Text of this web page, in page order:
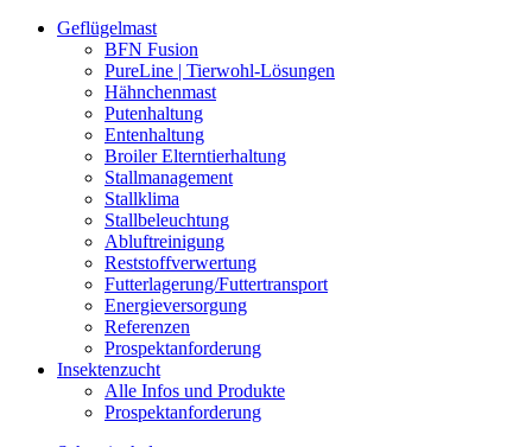
Geflügelmast
BFN Fusion
PureLine | Tierwohl-Lösungen
Hähnchenmast
Putenhaltung
Entenhaltung
Broiler Elterntierhaltung
Stallmanagement
Stallklima
Stallbeleuchtung
Abluftreinigung
Reststoffverwertung
Futterlagerung/Futtertransport
Energieversorgung
Referenzen
Prospektanforderung
Insektenzucht
Alle Infos und Produkte
Prospektanforderung